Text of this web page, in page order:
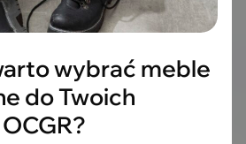
wybrać meble
do Twoich